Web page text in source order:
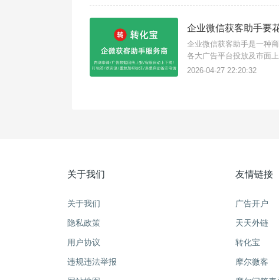
企业微信获客助手要
企业微信获客助手是一种
各大广告平台投放及市面
即可跳转展示企微名片添
2026-04-27 22:20:32
关于我们
关于我们
隐私政策
用户协议
违规违法举报
友情链接
广告开户
天天外链
转化宝
摩尔微客